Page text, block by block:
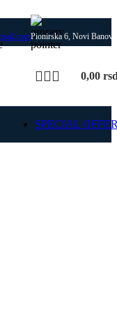
Pionirska 6, Novi
0,00
SPECIAL